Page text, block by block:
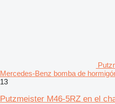
Mercedes-Benz bomba de
13
Putzmeister M46-5RZ en el